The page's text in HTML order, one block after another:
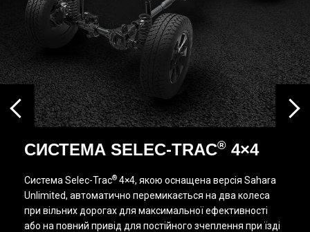
СИСТЕМА SELEC-TRAC® 4×4
Система Selec-Trac® 4×4, якою оснащена версія Sahara
Unlimited, автоматично перемикається на два колеса
при вільних дорогах для максимальної ефективності
або на повний привід для постійного зчеплення при їзді
‹ ›